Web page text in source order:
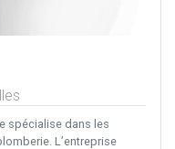
spécialise dans les
L’entreprise